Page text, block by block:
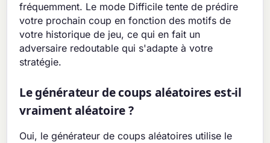
fréquemment. Le mode Difficile tente de prédire
votre prochain coup en fonction des motifs de
votre historique de jeu, ce qui en fait un
adversaire redoutable qui s'adapte à votre
stratégie.
Le générateur de coups aléatoires est-il
vraiment aléatoire ?
Oui, le générateur de coups aléatoires utilise le